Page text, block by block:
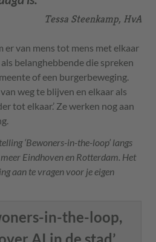
Tessa Steenkamp, HvA
er van mens tot mens met elkaar
belanghebbende die spreken
of een burgerbeweging.
weg te blijven en elkaar als
tot elkaar.’ Ze werken nog aan
‘Bewoners-in-the-loop’ langs
Eindhoven en Rotterdam. Het
aan te vragen voor je eigen
in-the-loop,